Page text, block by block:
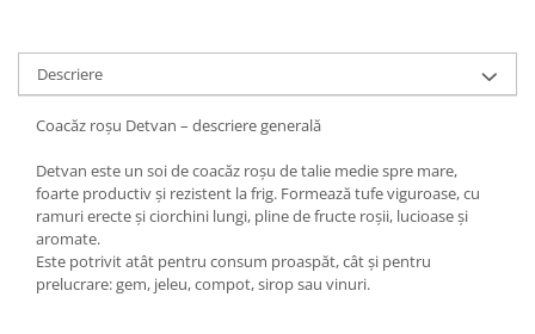
Descriere
Coacăz roșu Detvan – descriere generală
Detvan este un soi de coacăz roșu de talie medie spre mare,
foarte productiv și rezistent la frig. Formează tufe viguroase, cu
ramuri erecte și ciorchini lungi, pline de fructe roșii, lucioase și
aromate.
Este potrivit atât pentru consum proaspăt, cât și pentru
prelucrare: gem, jeleu, compot, sirop sau vinuri.